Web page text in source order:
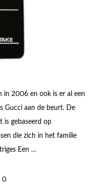
in 2006 en ook is er al een
Gucci aan de beurt. De
is gebaseerd op
die zich in het familie
Een …
0